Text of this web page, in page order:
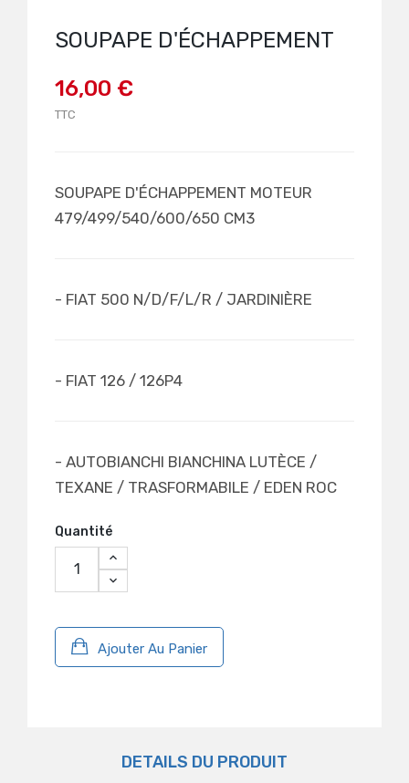
SOUPAPE D'ÉCHAPPEMENT
16,00 €
TTC
SOUPAPE D'ÉCHAPPEMENT MOTEUR
479/499/540/600/650 CM3
- FIAT 500 N/D/F/L/R / JARDINIÈRE
- FIAT 126 / 126P4
- AUTOBIANCHI BIANCHINA LUTÈCE /
TEXANE / TRASFORMABILE / EDEN ROC
Quantité
Ajouter Au Panier
DÉTAILS DU PRODUIT